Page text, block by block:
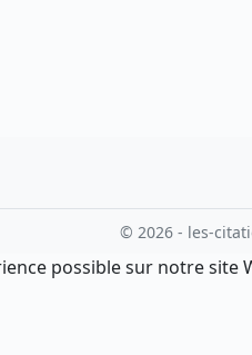
© 2026 - les-
possible sur notre